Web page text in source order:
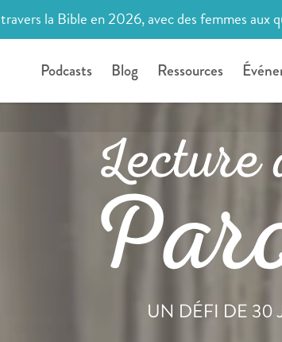
la Bible en 2026, avec des femmes aux
Podcasts Blog Ressources